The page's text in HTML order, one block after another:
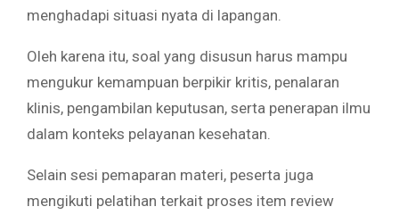
menghadapi situasi nyata di lapangan.
Oleh karena itu, soal yang disusun harus mampu
mengukur kemampuan berpikir kritis, penalaran
klinis, pengambilan keputusan, serta penerapan ilmu
dalam konteks pelayanan kesehatan.
Selain sesi pemaparan materi, peserta juga
mengikuti pelatihan terkait proses item review